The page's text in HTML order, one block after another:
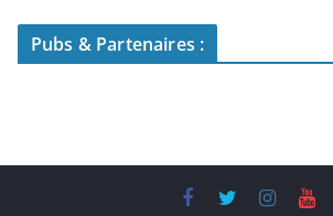
Pubs & Partenaires :